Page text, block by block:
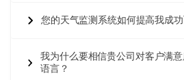
您的天气监测系统如何提高我成
我为什么要相信贵公司对客户满
语言？